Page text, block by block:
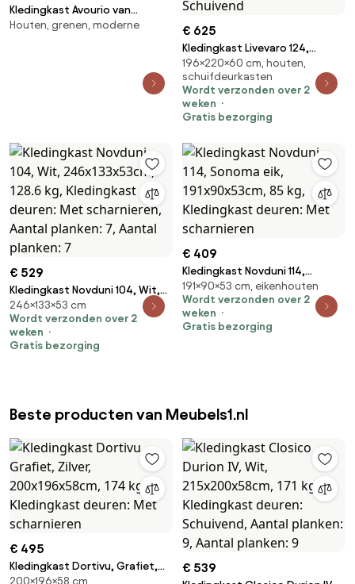
Kledingkast Avourio van
grenenhout met geribde
Houten, grenen, moderne € 625
Kledingkast Livevaro 124,
Kasjmier, 196x220x60cm, 181.4
kg, Kledingkast deuren:
Schuivend
196×220×60 cm, houten,
schuifdeurkasten
Wordt verzonden over 2
weken
Gratis bezorging
€ 529
Kledingkast Novduni 104, Wit,
246x133x53cm, 128.6 kg,
Kledingkast deuren: Met
scharnieren, Aantal planken: 7,
Aantal planken: 7
246×133×53 cm
Wordt verzonden over 2
weken
Gratis bezorging
€ 409
Kledingkast Novduni 114,
Sonoma eik, 191x90x53cm, 85
kg, Kledingkast deuren: Met
scharnieren
191×90×53 cm, eikenhouten
Wordt verzonden over 2
weken
Gratis bezorging
Beste producten van Meubels1.nl
€ 495
Kledingkast Dortivu, Grafiet,
200×196×58 cm
€ 539